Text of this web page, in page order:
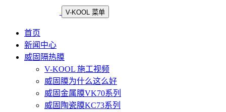
V-KOOL 菜单
首页
新闻中心
威固隔热膜
V-KOOL 施工视频
威固膜为什么这么好
威固金属膜VK70系列
威固陶瓷膜KC73系列